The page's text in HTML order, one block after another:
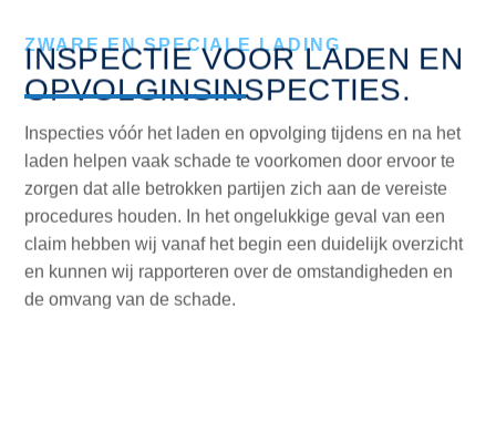
ZWARE EN SPECIALE LADING
INSPECTIE VOOR LADEN EN
OPVOLGINSINSPECTIES.
laden helpen vaak schade te voorkomen door ervoor te
zorgen dat alle betrokken partijen zich aan de vereiste
procedures houden. In het ongelukkige geval van een
claim hebben wij vanaf het begin een duidelijk overzicht
en kunnen wij rapporteren over de omstandigheden en
de omvang van de schade.